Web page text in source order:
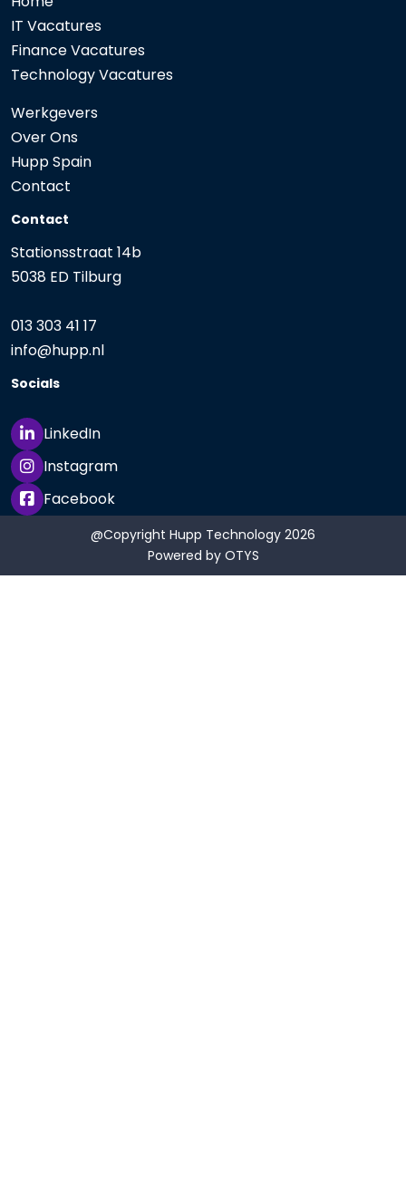
IT Vacatures
Finance Vacatures
Technology Vacatures
Werkgevers
Over Ons
Hupp Spain
Contact
Contact
Stationsstraat 14b
5038 ED Tilburg
013 303 41 17
info@hupp.nl
Socials
LinkedIn
Instagram
Facebook
@Copyright Hupp Technology 2026
Powered by OTYS